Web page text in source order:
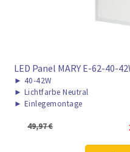
LED Panel MARY E-62-40-
► 40-42W
► Lichtfarbe Neutral
► Einlegemontage
49,97€